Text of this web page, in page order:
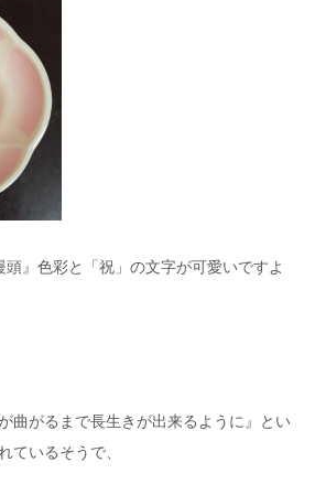
』色彩と「祝」の文字が可愛いですよ
曲がるまで長生きが出来るように』とい
ているそうで、